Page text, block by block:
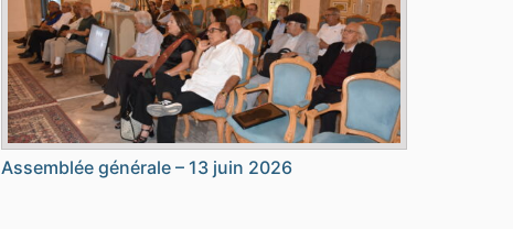
Assemblée générale – 13 juin 2026